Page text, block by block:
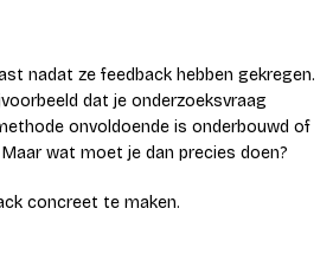
nadat ze feedback hebben gekregen.
dat je onderzoeksvraag
onvoldoende is onderbouwd of
wat moet je dan precies doen?
concreet te maken.